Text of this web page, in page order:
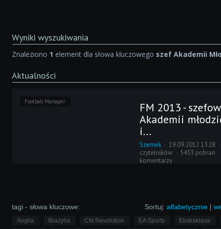
Wyniki wyszukiwania
Znaleziono 1 element dla słowa kluczowego szef Akademii
Aktualności
Football Manager
FM 2013 -
Akademii
i...
Szemek
19.09.2012 13:28
czytelników
5433 pobrań
komentarzy
obowiązkach.
Sortuj: alfabetycznie |
tagi - słowa kluczowe:
Anglia Brazylia CM Revolution EA Sports
Ekstraklasa